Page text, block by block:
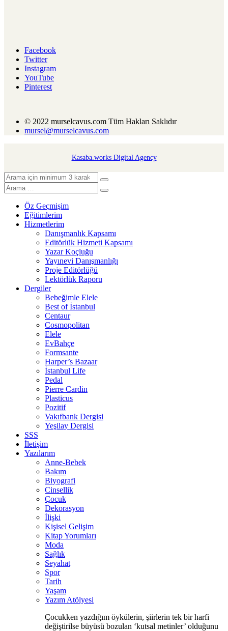
Facebook
Twitter
Instagram
YouTube
Pinterest
© 2022 murselcavus.com Tüm Hakları Saklıdır
mursel@murselcavus.com
Kasaba.works Digital Agency
Öz Geçmişim
Eğitimlerim
Hizmetlerim
Danışmanlık Kapsamı
Editörlük Hizmeti Kapsamı
Yazar Koçluğu
Yayınevi Danışmanlığı
Proje Editörlüğü
Lektörlük Raporu
Dergiler
Bebeğimle Elele
Best of İstanbul
Centaur
Cosmopolitan
Elele
EvBahçe
Formsante
Harper’s Bazaar
İstanbul Life
Pedal
Pierre Cardin
Plasticus
Pozitif
Vakıfbank Dergisi
Yeşilay Dergisi
SSS
İletişim
Yazılarım
Anne-Bebek
Bakım
Biyografi
Cinsellik
Çocuk
Dekorasyon
İlişki
Kişisel Gelişim
Kitap Yorumları
Moda
Sağlık
Seyahat
Spor
Tarih
Yaşam
Yazım Atölyesi
Çocukken yazdığım öykülerin, şiirlerin tek bir harfi
değiştirilse büyüsü bozulan ‘kutsal metinler’ olduğunu